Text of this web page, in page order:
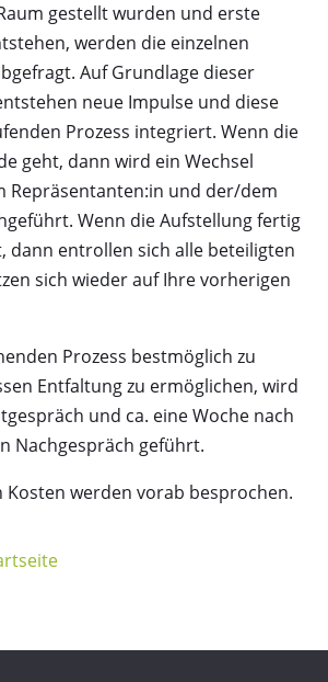
gestellt wurden und erste
werden die einzelnen
Auf Grundlage dieser
neue Impulse und diese
Prozess integriert. Wenn die
geht, dann wird ein Wechsel
Repräsentanten:in und der/dem
Wenn die Aufstellung fertig
dann entrollen sich alle beteiligten
sich wieder auf Ihre vorherigen
Prozess bestmöglich zu
Entfaltung zu ermöglichen, wird
und ca. eine Woche nach
Nachgespräch geführt.
Kosten werden vorab besprochen.